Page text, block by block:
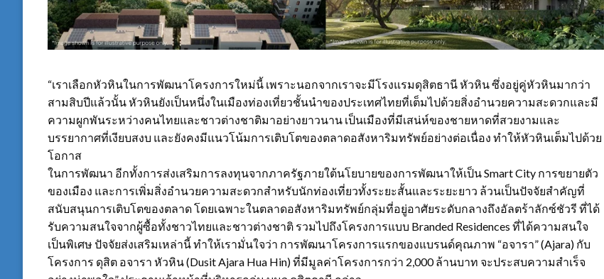
“เราเลือกหัวหินในการพัฒนาโครงการใหม่นี้ เพราะนอกจากเราจะมีโรงแรมดุสิตธานี หัวหิน ซึ่งอยู่คู่หัวหินมากว่า
สามสิบปีแล้วนั้น หัวหินยังเป็นหนึ่งในเมืองท่องเที่ยวชั้นนำของประเทศไทยที่เต็มไปด้วยสิ่งอำนวยความสะดวกและมี
ความผูกพันระหว่างคนไทยและชาวต่างชาติมาอย่างยาวนาน เป็นเมืองที่มีเสน่ห์ของชายหาดที่สวยงามและ
บรรยากาศที่เงียบสงบ และยังคงมีแนวโน้มการเติบโตของตลาดอสังหาริมทรัพย์อย่างต่อเนื่อง ทำให้หัวหินเต็มไปด้วย
โอกาส
ในการพัฒนา อีกทั้งการส่งเสริมการลงทุนจากภาครัฐภายใต้นโยบายของการพัฒนาให้เป็น Smart City การขยายตัว
ของเมือง และการเพิ่มสิ่งอำนวยความสะดวกสำหรับนักท่องเที่ยวทั้งระยะสั้นและระยะยาว ล้วนเป็นปัจจัยสำคัญที่
สนับสนุนการเติบโตของตลาด โดยเฉพาะในตลาดอสังหาริมทรัพย์กลุ่มที่อยู่อาศัยระดับกลางถึงอัลตร้าลักซ์ชัวรี ที่ได้
รับความสนใจจากผู้ซื้อทั้งชาวไทยและชาวต่างชาติ รวมไปถึงโครงการแบบ Branded Residences ที่ได้ความสนใจ
เป็นพิเศษ ปัจจัยส่งเสริมเหล่านี้ ทำให้เรามั่นใจว่า การพัฒนาโครงการแรกของแบรนด์คุณภาพ “อจารา” (Ajara) กับ
โครงการ ดุสิต อจารา หัวหิน (Dusit Ajara Hua Hin) ที่มีมูลค่าโครงการกว่า 2,000 ล้านบาท จะประสบความสำเร็จ